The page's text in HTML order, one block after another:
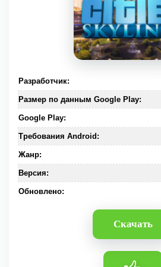
Разработчик:
Размер по данным Google Play:
Google Play:
Требования Android:
Жанр:
Версия:
Обновлено:
Скачать